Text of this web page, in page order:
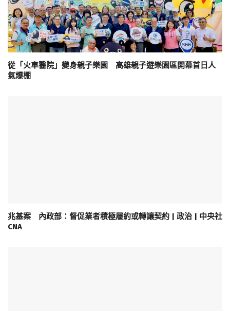
從「火車醫院」變身親子樂園 高雄親子遊樂園區開幕首日人
氣爆棚
兆基案 內政部：督促業者積極履約或轉讓契約 | 政治 | 中央社
CNA